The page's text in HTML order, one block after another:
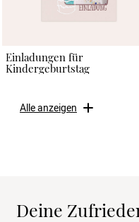
Einladungen für
Kindergeburtstag
Alle anzeigen
Deine